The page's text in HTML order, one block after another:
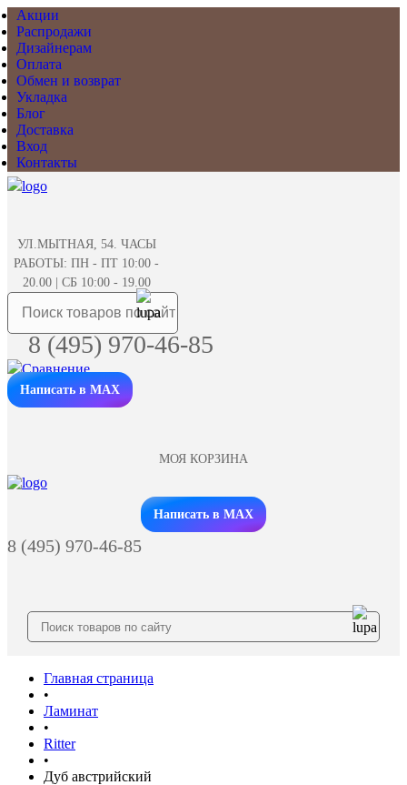
Акции
Распродажи
Дизайнерам
Оплата
Обмен и возврат
Укладка
Блог
Доставка
Вход
Контакты
УЛ.МЫТНАЯ, 54. ЧАСЫ
РАБОТЫ: ПН - ПТ 10:00 -
20.00 | СБ 10:00 - 19.00
8 (495) 970-46-85
Написать в MAX
МОЯ КОРЗИНА
Заказать звонок
Написать в MAX
8 (495) 970-46-85
Главная страница
•
Ламинат
•
Ritter
•
Дуб австрийский